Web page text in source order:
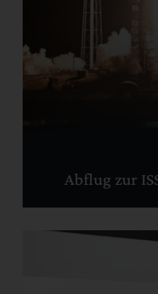
Abflug zur